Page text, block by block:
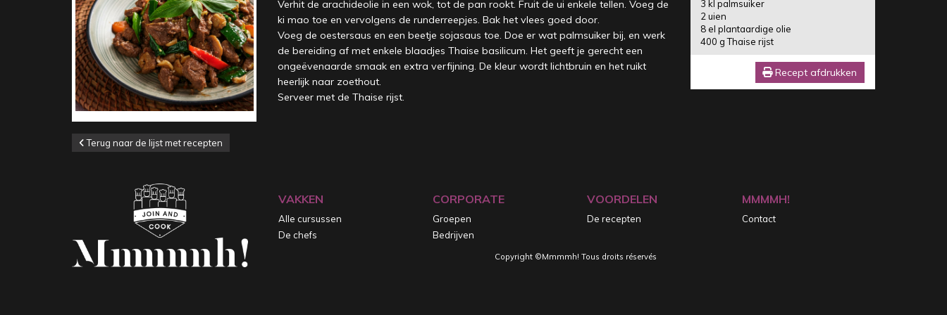
Verhit de arachideolie in een wok, tot de pan rookt. Fruit de ui enkele tellen. Voeg de
ki mao toe en vervolgens de runderreepjes. Bak het vlees goed door.
Voeg de oestersaus en een beetje sojasaus toe. Doe er wat palmsuiker bij, en werk
de bereiding af met enkele blaadjes Thaise basilicum. Het geeft je gerecht een
ongeëvenaarde smaak en extra verfijning. De kleur wordt lichtbruin en het ruikt
heerlijk naar zoethout.
Serveer met de Thaise rijst.
3 kl palmsuiker
2 uien
8 el plantaardige olie
400 g Thaise rijst
Recept afdrukken
Terug naar de lijst met recepten
VAKKEN
Alle cursussen
De chefs
CORPORATE
Groepen
Bedrijven
VOORDELEN
De recepten
MMMMH!
Contact
Copyright ©Mmmmh! Tous droits réservés